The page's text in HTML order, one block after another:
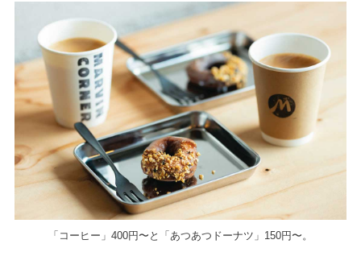
「コーヒー」400円〜と「あつあつドーナツ」150円〜。